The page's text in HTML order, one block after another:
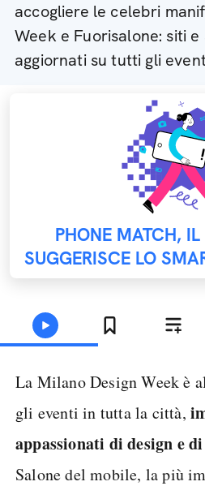
accogliere le celebri
Week e Fuorisalone: siti
aggiornati su tutti gli
PHONE MATCH,
SUGGERISCE LO
La Milano Design Week è
gli eventi in tutta la città,
appassionati di design e
Salone del mobile, la più